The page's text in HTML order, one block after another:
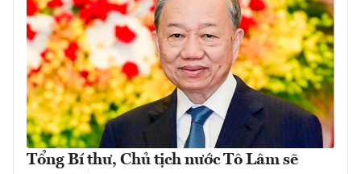
Tổng Bí thư, Chủ tịch nước Tô Lâm sẽ